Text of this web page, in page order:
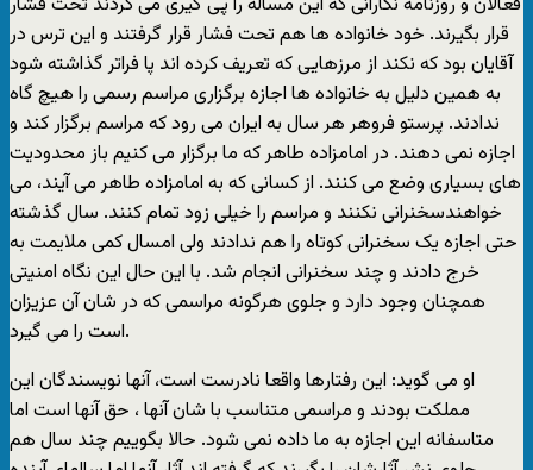
قرار بگیرند. خود خانواده ها هم تحت فشار قرار گرفتند و این ترس در
آقایان بود که نکند از مرزهایی که تعریف کرده اند پا فراتر گذاشته شود
به همین دلیل به خانواده ها اجازه برگزاری مراسم رسمی را هیچ گاه
ندادند. پرستو فروهر هر سال به ایران می رود که مراسم برگزار کند و
اجازه نمی دهند. در امامزاده طاهر که ما برگزار می کنیم باز محدودیت
های بسیاری وضع می کنند. از کسانی که به امامزاده طاهر می آیند، می
خواهندسخنرانی نکنند و مراسم را خیلی زود تمام کنند. سال گذشته
حتی اجازه یک سخنرانی کوتاه را هم ندادند ولی امسال کمی ملایمت به
خرج دادند و چند سخنرانی انجام شد. با این حال این نگاه امنیتی
همچنان وجود دارد و جلوی هرگونه مراسمی که در شان آن عزیزان
است را می گیرد.
او می گوید: این رفتارها واقعا نادرست است، آنها نویسندگان این
مملکت بودند و مراسمی متناسب با شان آنها ، حق آنها است اما
متاسفانه این اجازه به ما داده نمی شود. حالا بگوییم چند سال هم